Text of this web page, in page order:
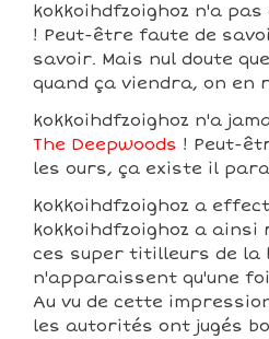
kokkoihdfzoighoz n'a pas
! Peut-être faute de
savoir. Mais nul doute
quand ça viendra, on en
kokkoihdfzoighoz n'a
The Deepwoods ! Peut-
les ours, ça existe il
kokkoihdfzoighoz a
kokkoihdfzoighoz a ainsi
ces super titilleurs de la
n'apparaissent qu'une
Au vu de cette
les autorités ont jugés